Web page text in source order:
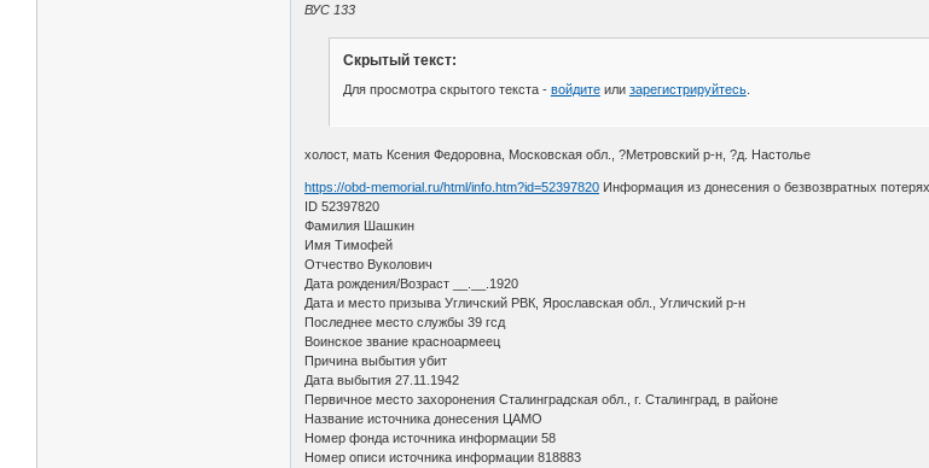
ВУС 133
Скрытый текст:
Для просмотра скрытого текста - войдитеили зарегистрируйтесь.
холост, мать Ксения Федоровна, Московская обл., ?Метровский р-н, ?д. Настолье
https://obd-memorial.ru/html/info.htm?id=52397820 Информация из донесения о безвозвратных потерях
ID 52397820
Фамилия Шашкин
Имя Тимофей
Отчество Вуколович
Дата рождения/Возраст __.__.1920
Дата и место призыва Угличский РВК, Ярославская обл., Угличский р-н
Последнее место службы 39 гсд
Воинское звание красноармеец
Причина выбытия убит
Дата выбытия 27.11.1942
Первичное место захоронения Сталинградская обл., г. Сталинград, в районе
Название источника донесения ЦАМО
Номер фонда источника информации 58
Номер описи источника информации 818883